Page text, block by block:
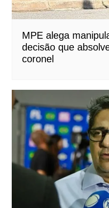
MPE alega
decisão que
coronel